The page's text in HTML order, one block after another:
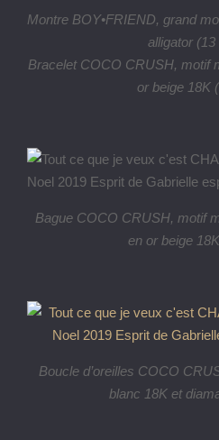
Montre BOY•FRIEND, grand
alligator (13
Bracelet COCO CRUSH, motif
or beige 18K
Bague COCO CRUSH, motif
en or beige
Boucle d’oreilles COCO
blanc 18K et